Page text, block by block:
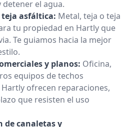
el agua.
teja asfáltica: Metal, teja o teja
tu propiedad en Hartly que
Te guiamos hacia la mejor
y planos: Oficina,
equipos de techos
ofrecen reparaciones,
que resisten el uso
de canaletas y